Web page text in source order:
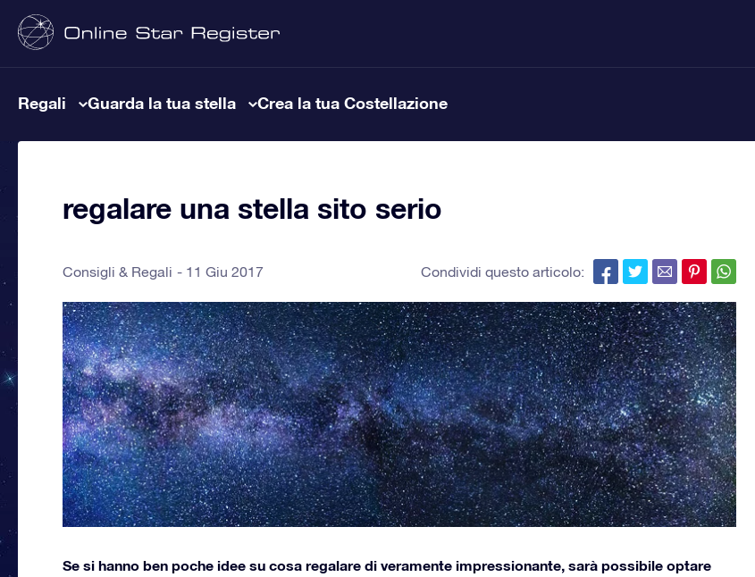
Regali Guarda la tua stella Crea la tua Costellazione
regalare una stella sito serio
Consigli & Regali 11 Giu 2017 Condividi questo articolo:
Se si hanno ben poche idee su cosa regalare di veramente impressionante, sarà possibile optare